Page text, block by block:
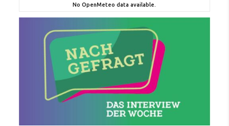
No OpenMeteo data available.